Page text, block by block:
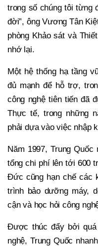
trong số chúng tôi từng
đời”, ông Vương Tân
phòng Khảo sát và
nhớ lại.
Một hệ thống hạ tầng
đủ mạnh để hỗ trợ,
công nghệ tiên tiến đã
Thực tế, trong những
phải dựa vào việc nhập
Năm 1997, Trung
tổng chi phí lên tới 600
Đức cũng hạn chế các
trình bảo dưỡng máy,
cận và học hỏi công
Được thúc đẩy bởi
nghệ, Trung Quốc